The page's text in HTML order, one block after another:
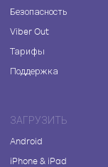
Безопасность
Viber Out
Тарифы
Поддержка
ЗАГРУЗИТЬ
Android
iPhone & iPad